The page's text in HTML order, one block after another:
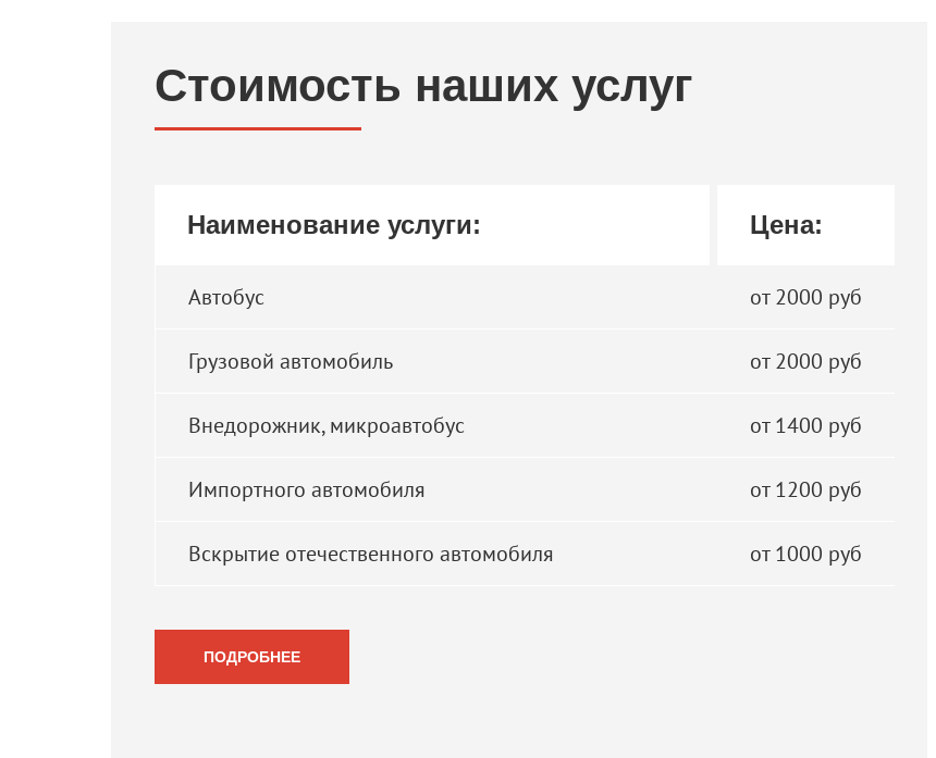
Стоимость наших услуг
Наименование услуги: Цена:
Автобус от 2000 руб
Грузовой автомобиль от 2000 руб
Внедорожник, микроавтобус от 1400 руб
Импортного автомобиля от 1200 руб
Вскрытие отечественного автомобиля от 1000 руб
ПОДРОБНЕЕ